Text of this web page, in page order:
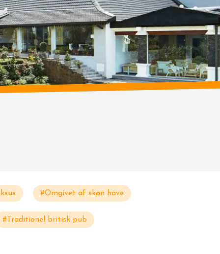
#Omgivet af skøn have
#Traditionel britisk pub